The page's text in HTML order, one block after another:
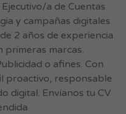
a de Cuentas
y campañas digitales
2 años de experiencia
primeras marcas.
o afines. Con
proactivo, responsable
digital. Envíanos tu CV